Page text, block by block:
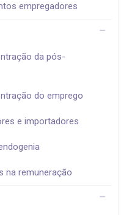
empregadores
da pós-
do emprego
e importadores
na remuneração